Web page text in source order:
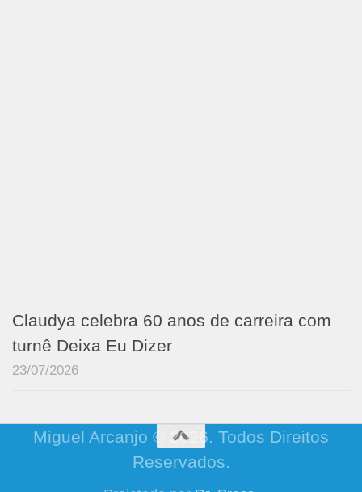
Claudya celebra 60 anos de carreira com
turnê Deixa Eu Dizer
23/07/2026
Miguel Arcanjo © 2026. Todos Direitos
Reservados.